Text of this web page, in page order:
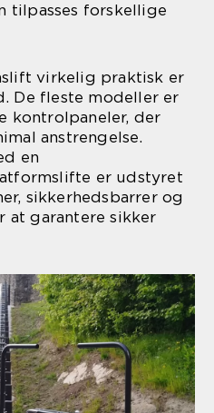
tilpasses forskellige
virkelig praktisk er
De fleste modeller er
kontrolpaneler, der
anstrengelse.
en
er udstyret
sikkerhedsbarrer og
garantere sikker